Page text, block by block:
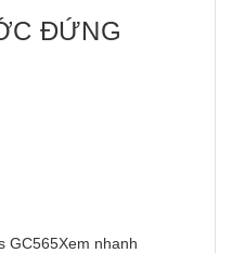
ĐỨNG
Xem nhanh